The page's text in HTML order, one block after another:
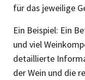
für das jeweilige
Ein Beispiel: Ein
und viel
detaillierte
der Wein und die